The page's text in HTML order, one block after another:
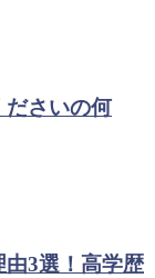
ださいの何
3選！高学歴